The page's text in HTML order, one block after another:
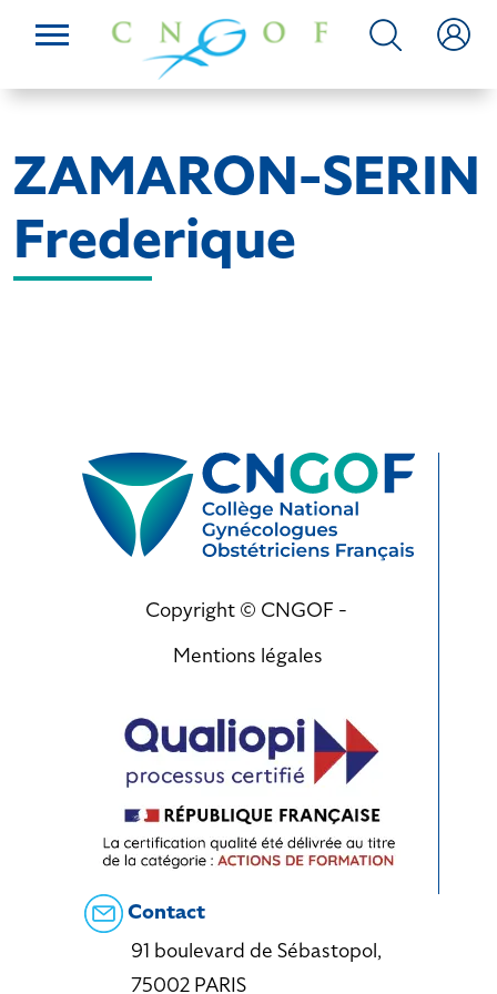
ZAMARON-SERIN
Frederique
Copyright © CNGOF -
Mentions légales
Contact
91 boulevard de Sébastopol,
75002 PARIS